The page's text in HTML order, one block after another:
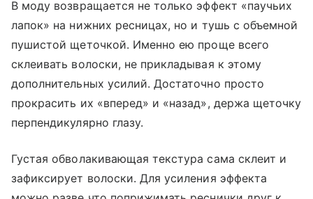
В моду возвращается не только эффект «паучьих
лапок» на нижних ресницах, но и тушь с объемной
пушистой щеточкой. Именно ею проще всего
склеивать волоски, не прикладывая к этому
дополнительных усилий. Достаточно просто
прокрасить их «вперед» и «назад», держа щеточку
перпендикулярно глазу.
Густая обволакивающая текстура сама склеит и
зафиксирует волоски. Для усиления эффекта